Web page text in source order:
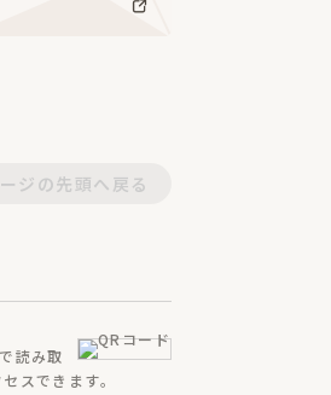
ジの先頭へ戻る
読み取
スできます。